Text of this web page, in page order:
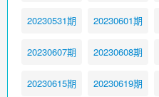
20230531期 20230601期
20230607期 20230608期
20230615期 20230619期